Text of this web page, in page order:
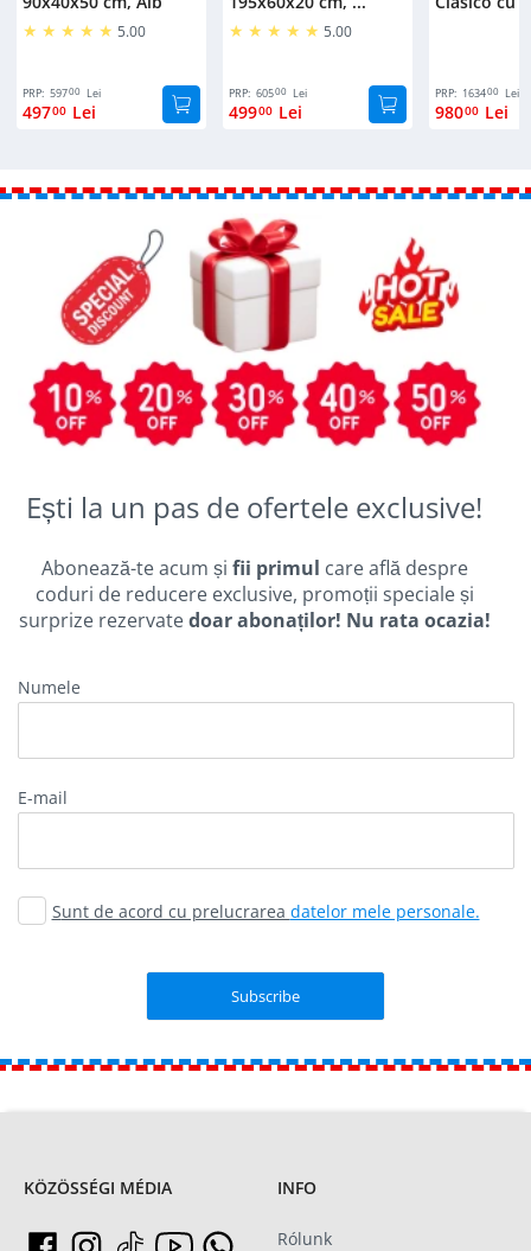
5.00
PRP: 59700 Lei
49700 Lei
5.00
PRP: 60500 Lei
49900 Lei
PRP: 163400 Lei
98000 Lei
Ești la un pas de ofertele exclusive!
Abonează-te acum și fii primul care află despre
coduri de reducere exclusive, promoții speciale și
surprize rezervatedoar abonaților! Nu rata ocazia!
Numele
E-mail
Sunt de acord cu prelucrarea datelor mele personale.
KÖZÖSSÉGI MÉDIA INFO
Rólunk